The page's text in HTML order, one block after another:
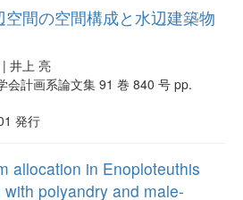
間の空間構成と水辺建築物
井上 亮
会計画系論文集 91 巻 840 号 pp.
発行
allocation in Enoploteuthis
polyandry and male-